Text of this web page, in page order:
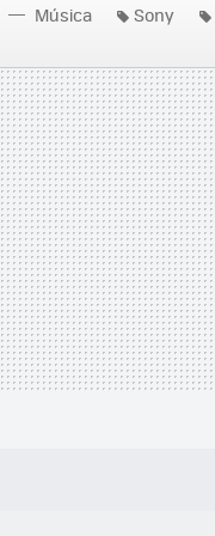
Música Sony